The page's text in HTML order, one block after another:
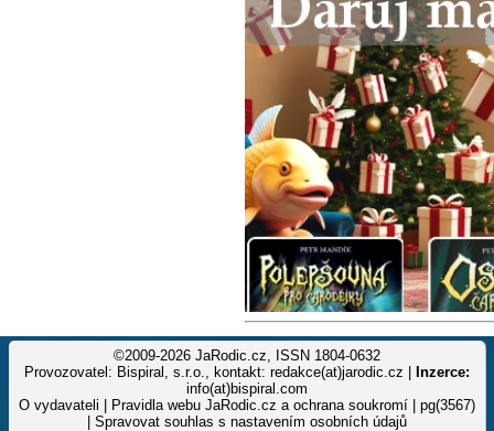
©2009-2026 JaRodic.cz, ISSN 1804-0632
Provozovatel: Bispiral, s.r.o., kontakt: redakce(at)jarodic.cz |
Inzerce:
info(at)bispiral.com
O vydavateli
Pravidla webu JaRodic.cz a ochrana soukromí | pg(3567)
Spravovat souhlas s nastavením osobních údajů